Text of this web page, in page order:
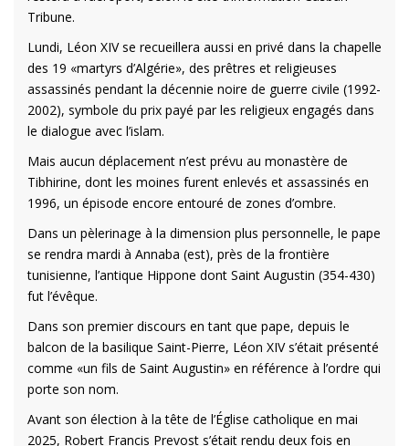
Tribune.
Lundi, Léon XIV se recueillera aussi en privé dans la chapelle
des 19 «martyrs d’Algérie», des prêtres et religieuses
assassinés pendant la décennie noire de guerre civile (1992-
2002), symbole du prix payé par les religieux engagés dans
le dialogue avec l’islam.
Mais aucun déplacement n’est prévu au monastère de
Tibhirine, dont les moines furent enlevés et assassinés en
1996, un épisode encore entouré de zones d’ombre.
Dans un pèlerinage à la dimension plus personnelle, le pape
se rendra mardi à Annaba (est), près de la frontière
tunisienne, l’antique Hippone dont Saint Augustin (354-430)
fut l’évêque.
Dans son premier discours en tant que pape, depuis le
balcon de la basilique Saint-Pierre, Léon XIV s’était présenté
comme «un fils de Saint Augustin» en référence à l’ordre qui
porte son nom.
Avant son élection à la tête de l’Église catholique en mai
2025, Robert Francis Prevost s’était rendu deux fois en